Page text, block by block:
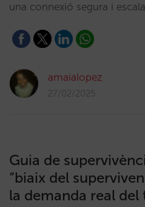
una connexió segura i
amaialopez
27/02/2025
Guia de
“biaix del
la demanda real